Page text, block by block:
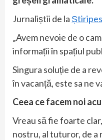
Jurnaliștii de la
„Avem nevoie de o
informații în spațiul
Singura soluție de a
în vacanță, este sa ne
Ceea ce facem noi
Vreau să fie foarte
nostru, al tuturor, de a